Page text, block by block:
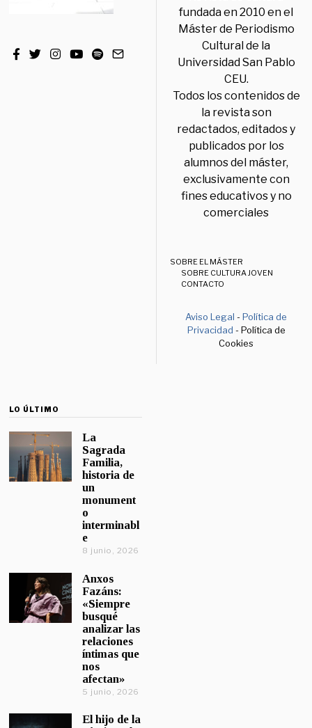
fundada en 2010 en el
Máster de Periodismo
Cultural de la
Universidad San Pablo
CEU.
Todos los contenidos de
la revista son
redactados, editados y
publicados por los
alumnos del máster,
exclusivamente con
fines educativos y no
comerciales
SOBRE EL MÁSTER
SOBRE CULTURA JOVEN
CONTACTO
Aviso Legal -Política de
Privacidad - Política de
Cookies
LO ÚLTIMO
La
Sagrada
Familia,
historia de
un
monument
o
interminabl
e
8 junio, 2026
Anxos
Fazáns:
«Siempre
busqué
analizar las
relaciones
íntimas que
nos
afectan»
5 junio, 2026
El hijo de la